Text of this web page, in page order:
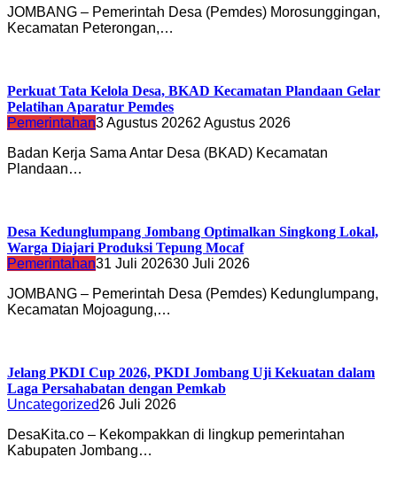
JOMBANG – Pemerintah Desa (Pemdes) Morosunggingan,
Kecamatan Peterongan,…
Perkuat Tata Kelola Desa, BKAD Kecamatan Plandaan Gelar
Pelatihan Aparatur Pemdes
Pemerintahan3 Agustus 20262 Agustus 2026
Badan Kerja Sama Antar Desa (BKAD) Kecamatan
Plandaan…
Desa Kedunglumpang Jombang Optimalkan Singkong Lokal,
Warga Diajari Produksi Tepung Mocaf
Pemerintahan31 Juli 202630 Juli 2026
JOMBANG – Pemerintah Desa (Pemdes) Kedunglumpang,
Kecamatan Mojoagung,…
Jelang PKDI Cup 2026, PKDI Jombang Uji Kekuatan dalam
Laga Persahabatan dengan Pemkab
Uncategorized26 Juli 2026
DesaKita.co – Kekompakkan di lingkup pemerintahan
Kabupaten Jombang…